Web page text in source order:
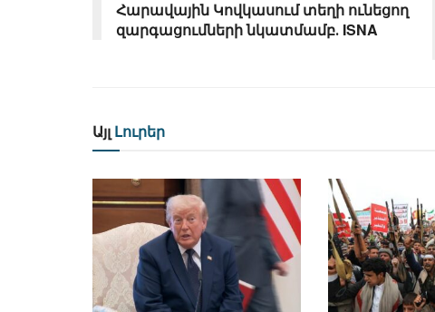
Հարավային Կովկասում տեղի ունեցող
զարգացումների նկատմամբ․ ISNA
Այլ Լուրեր